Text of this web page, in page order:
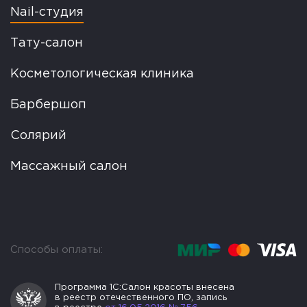
Способы оплаты:
Программа 1С:Салон красоты внесена
в реестр отечественного ПО, запись
Nail-студия
Тату-салон
Косметологическая клиника
Барбершоп
Солярий
Массажный салон